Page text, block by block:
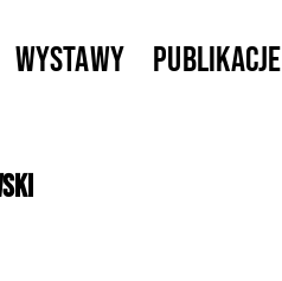
Wystawy Publikacje